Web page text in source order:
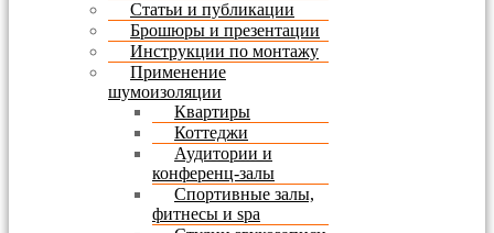
Статьи и публикации
Брошюры и презентации
Инструкции по монтажу
Применение
шумоизоляции
Квартиры
Коттеджи
Аудитории и
конференц-залы
Спортивные залы,
фитнесы и spa